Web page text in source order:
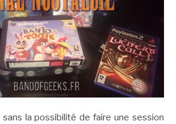
la possibilité de faire une session